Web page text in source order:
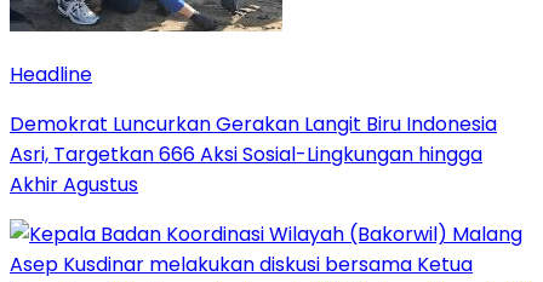
Headline
Demokrat Luncurkan Gerakan Langit Biru Indonesia
Asri, Targetkan 666 Aksi Sosial-Lingkungan hingga
Akhir Agustus